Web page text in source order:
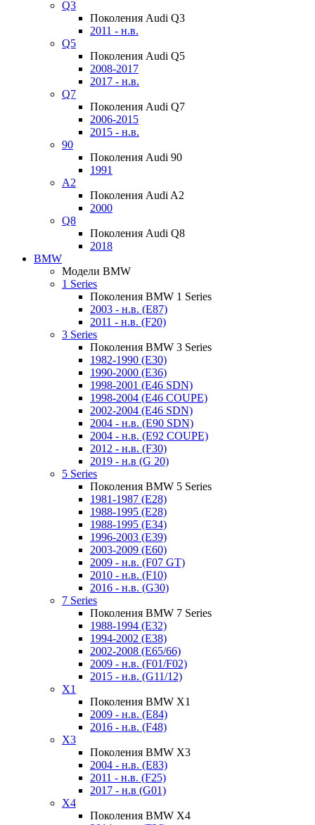
Q3
Поколения Audi Q3
2011 - н.в.
Q5
Поколения Audi Q5
2008-2017
2017 - н.в.
Q7
Поколения Audi Q7
2006-2015
2015 - н.в.
90
Поколения Audi 90
1991
A2
Поколения Audi A2
2000
Q8
Поколения Audi Q8
2018
BMW
Модели BMW
1 Series
Поколения BMW 1 Series
2003 - н.в. (E87)
2011 - н.в. (F20)
3 Series
Поколения BMW 3 Series
1982-1990 (E30)
1990-2000 (E36)
1998-2001 (E46 SDN)
1998-2004 (E46 COUPE)
2002-2004 (E46 SDN)
2004 - н.в. (E90 SDN)
2004 - н.в. (E92 COUPE)
2012 - н.в. (F30)
2019 - н.в (G 20)
5 Series
Поколения BMW 5 Series
1981-1987 (E28)
1988-1995 (E28)
1988-1995 (E34)
1996-2003 (E39)
2003-2009 (E60)
2009 - н.в. (F07 GT)
2010 - н.в. (F10)
2016 - н.в. (G30)
7 Series
Поколения BMW 7 Series
1988-1994 (E32)
1994-2002 (E38)
2002-2008 (E65/66)
2009 - н.в. (F01/F02)
2015 - н.в. (G11/12)
X1
Поколения BMW X1
2009 - н.в. (E84)
2016 - н.в. (F48)
X3
Поколения BMW X3
2004 - н.в. (E83)
2011 - н.в. (F25)
2017 - н.в (G01)
X4
Поколения BMW X4